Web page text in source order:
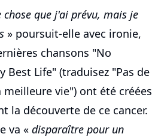
chose que j'ai prévu, mais je
» poursuit-elle avec ironie,
chansons "No
Best Life" (traduisez "Pas de
vie") ont été créées
la découverte de ce cancer.
va « disparaître pour un